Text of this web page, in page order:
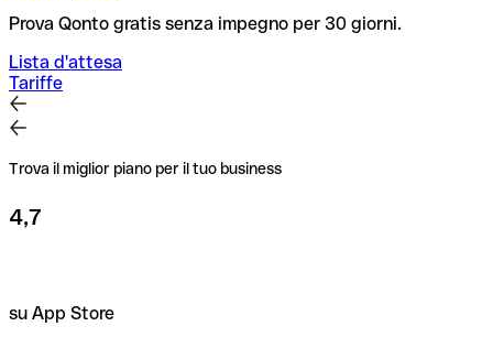
Prova Qonto gratis senza impegno per 30 giorni.
Lista d'attesa
Tariffe
Trova il miglior piano per il tuo business
4,7
su App Store